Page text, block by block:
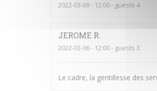
2022-03-09- 12:00 - guests 4
JEROME R
2022-03-06- 12:00 - guests 3
Le cadre, la gentillesse des